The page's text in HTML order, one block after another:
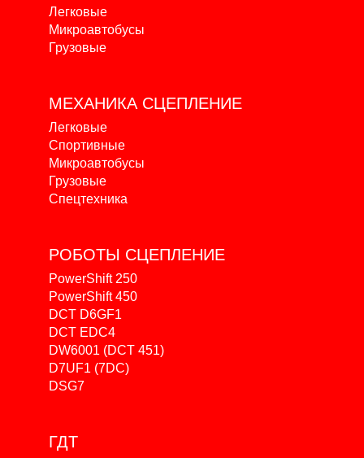
Легковые
Микроавтобусы
Грузовые
МЕХАНИКА СЦЕПЛЕНИЕ
Легковые
Спортивные
Микроавтобусы
Грузовые
Спецтехника
РОБОТЫ СЦЕПЛЕНИЕ
PowerShift 250
PowerShift 450
DCT D6GF1
DCT EDC4
DW6001 (DCT 451)
D7UF1 (7DC)
DSG7
ГДТ